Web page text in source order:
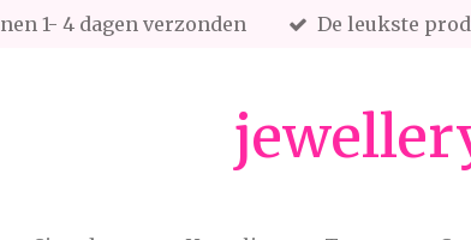
1- 4 dagen verzonden De leukste